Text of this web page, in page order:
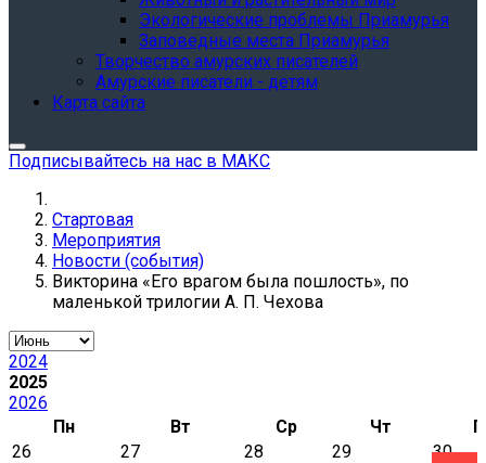
Экологические проблемы Приамурья
Заповедные места Приамурья
Творчество амурских писателей
Амурские писатели - детям
Карта сайта
Подписывайтесь на нас в МАКС
Стартовая
Мероприятия
Новости (события)
Викторина «Его врагом была пошлость», по
маленькой трилогии А. П. Чехова
2024
2025
2026
Пн
Вт Ср Чт
26
27 28 29 30